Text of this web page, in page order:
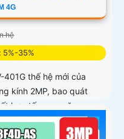
4G
hệ
5%-35%
401G thế hệ mới của
kính 2MP, bao quát
hợp tấm sạc năng
động ổn định